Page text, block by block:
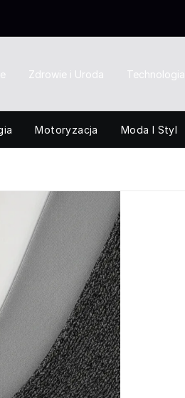
Zdrowie i Uroda Technologia
Motoryzacja Moda I Styl